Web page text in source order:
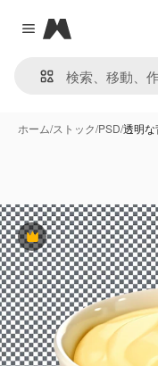
Close menu
Magnific
ホーム/ストック/PSD/透明
Premium